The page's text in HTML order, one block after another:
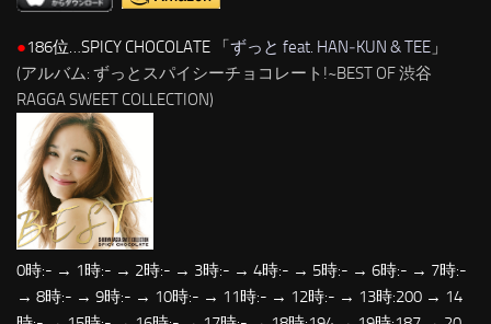
●186位…SPICY CHOCOLATE 「ずっと feat. HAN‐KUN & TEE 」
(アルバム: ずっとスパイシーチョコレート!~BEST OF 渋谷
RAGGA SWEET COLLECTION)
0時:- → 1時:- → 2時:- → 3時:- → 4時:- → 5時:- → 6時:- → 7時:-
→ 8時:- → 9時:- → 10時:- → 11時:- → 12時:- → 13時:200 → 14